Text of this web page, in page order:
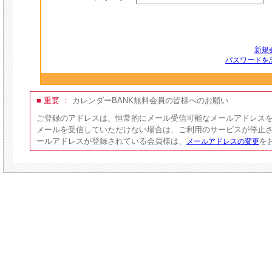
新規
パスワードを
■ 重要 ：
カレンダーBANK無料会員の皆様へのお願い
ご登録のアドレスは、恒常的にメール受信可能なメールアドレス
メールを受信していただけない場合は、ご利用のサービスが停止
ールアドレスが登録されている会員様は、
メールアドレスの変更を